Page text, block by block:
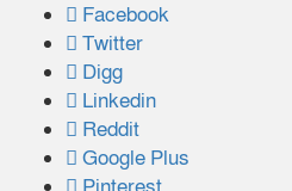
Facebook
Twitter
Digg
Linkedin
Reddit
Google Plus